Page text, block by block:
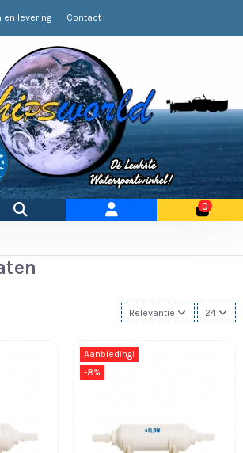
en levering Contact
0
Relevantie 24
Aanbieding!
-8%